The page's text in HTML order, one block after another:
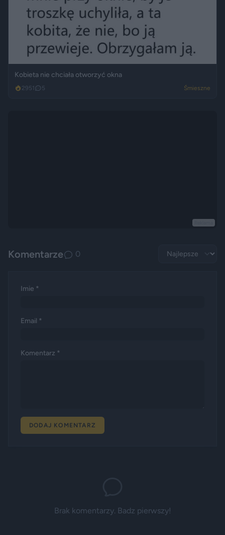
Kobieta nie chciała otworzyć okna
2951 5 Śmieszne
Komentarze 0
Imie *
Email *
Komentarz *
DODAJ KOMENTARZ
Brak komentarzy. Badz pierwszy!